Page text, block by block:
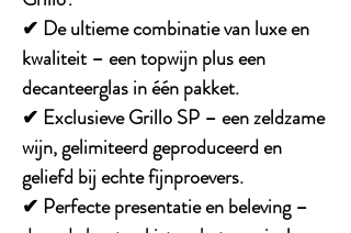
✔ De ultieme combinatie van luxe en
kwaliteit – een topwijn plus een
decanteerglas in één pakket.
✔ Exclusieve Grillo SP – een zeldzame
wijn, gelimiteerd geproduceerd en
geliefd bij echte fijnproevers.
✔ Perfecte presentatie en beleving–